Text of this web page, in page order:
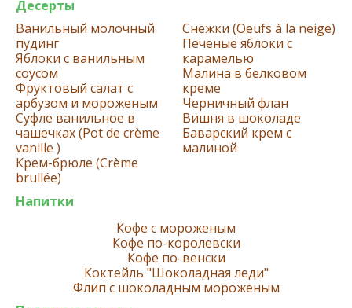
Десерты
Ванильный молочный
пудинг
Яблоки с ванильным
соусом
Фруктовый салат с
арбузом и мороженым
Суфле ванильное в
чашечках (Pot de crème
vanille )
Крем-брюле (Crème
brullée)
Снежки (Oeufs à la neige)
Печеные яблоки с
карамелью
Малина в белковом
креме
Черничный флан
Вишня в шоколаде
Баварский крем с
малиной
Напитки
Кофе с мороженым
Кофе по-королевски
Кофе по-венски
Коктейль "Шоколадная леди"
Флип с шоколадным мороженым